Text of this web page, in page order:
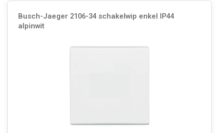
Busch-Jaeger 2106-34 schakelwip enkel IP44
alpinwit